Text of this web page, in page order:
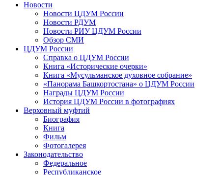
Новости
Новости ЦДУМ России
Новости РДУМ
Новости РИУ ЦДУМ России
Обзор СМИ
ЦДУМ России
Справка о ЦДУМ России
Книга «Исторические очерки»
Книга «Мусульманское духовное собрание»
«Панорама Башкортостана» о ЦДУМ России
Награды ЦДУМ России
История ЦДУМ России в фотографиях
Верховный муфтий
Биография
Книга
Фильм
Фотогалерея
Законодательство
Федеральное
Республиканское